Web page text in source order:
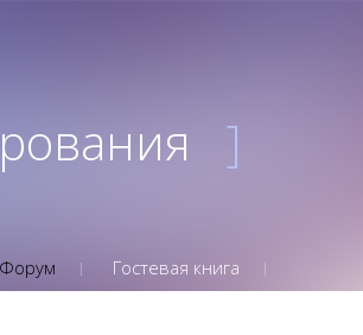
]
Форум Гостевая книга